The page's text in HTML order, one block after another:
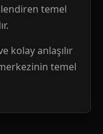
temel
kolay anlaşılır
temel